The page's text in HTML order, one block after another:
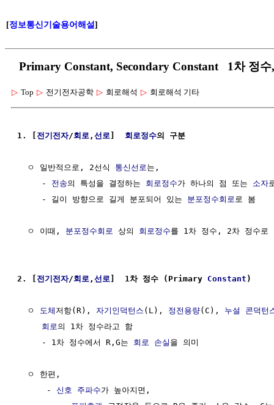
[정보통신기술용어해설]
Primary Constant, Secondary Constant 1차 정수
▷ Top ▷ 전기전자공학 ▷ 회로해석 ▷ 회로해석 기타
1. [ 전기전자/회로 , 선로 ] 회로정수의 구분
  ㅇ 일반적으로, 2선식
통신선로 는,
     -
전송의 특성을 결정하는 회로정수가 하나의 점 또는 소자
     - 길이 방향으로 길게 분포되어 있는
분포정수회로 로 봄
  ㅇ 이때,
분포정수회로 상의 회로정수를 1차 정수, 2차 정수로
2. [ 전기전자/회로 , 선로 ]  1차 정수 (Primary Constant )
  ㅇ
도체 저항(R), 자기인덕턴스 (L), 정전용량(C), 누설 콘덕턴
회로 의 1차 정수라고 함
     - 1차 정수에서 R,G는
회로 손실 을 의미
  ㅇ 한편,
      -
신호 주파수가 높아지면,